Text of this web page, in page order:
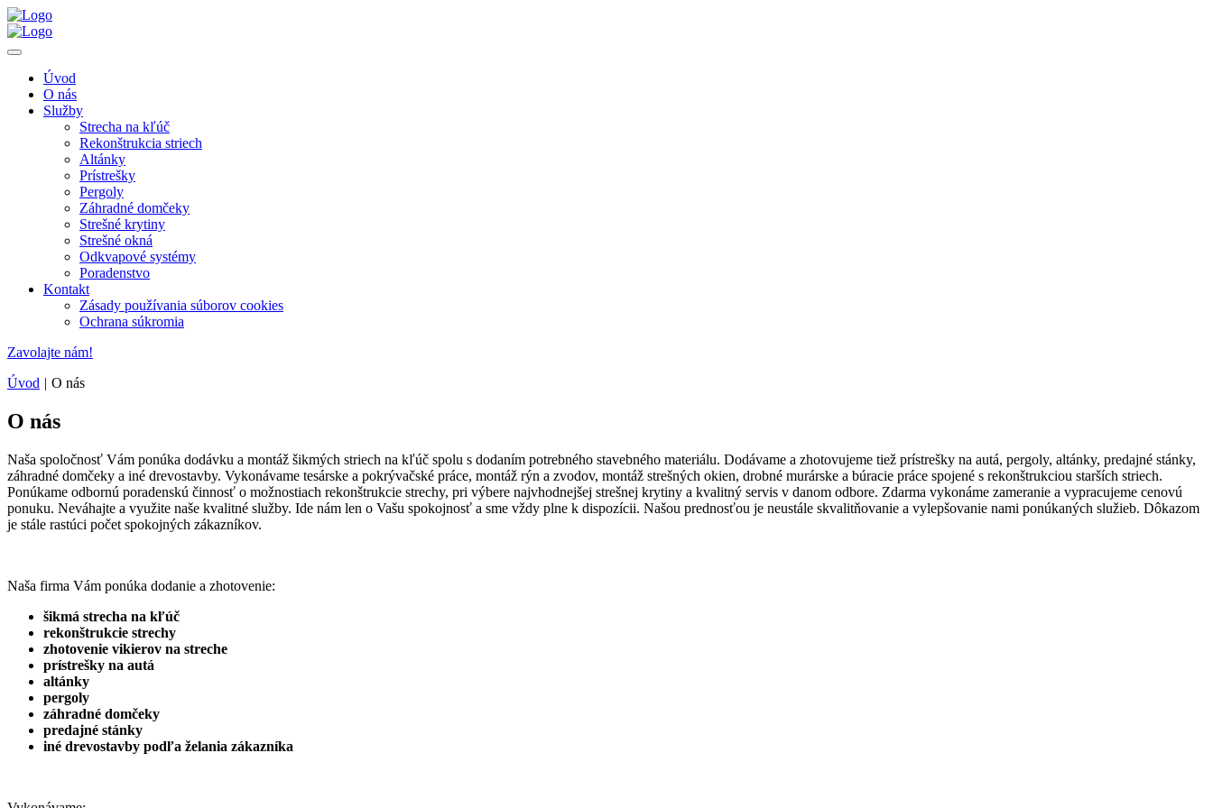
Úvod
O nás
Služby
Strecha na kľúč
Rekonštrukcia striech
Altánky
Prístrešky
Pergoly
Záhradné domčeky
Strešné krytiny
Strešné okná
Odkvapové systémy
Poradenstvo
Kontakt
Zásady používania súborov cookies
Ochrana súkromia
Zavolajte nám!
Úvod | O nás
O nás
Naša spoločnosť Vám ponúka dodávku a montáž šikmých striech na kľúč spolu s dodaním potrebného stavebného materiálu. Dodávame a zhotovujeme tiež prístrešky na autá, pergoly, altánky, predajné stánky,
záhradné domčeky a iné drevostavby. Vykonávame tesárske a pokrývačské práce, montáž rýn a zvodov, montáž strešných okien, drobné murárske a búracie práce spojené s rekonštrukciou starších striech.
Ponúkame odbornú poradenskú činnosť o možnostiach rekonštrukcie strechy, pri výbere najvhodnejšej strešnej krytiny a kvalitný servis v danom odbore. Zdarma vykonáme zameranie a vypracujeme cenovú
ponuku. Neváhajte a využite naše kvalitné služby. Ide nám len o Vašu spokojnosť a sme vždy plne k dispozícii. Našou prednosťou je neustále skvalitňovanie a vylepšovanie nami ponúkaných služieb. Dôkazom
je stále rastúci počet spokojných zákazníkov.
Naša firma Vám ponúka dodanie a zhotovenie:
šikmá strecha na kľúč
rekonštrukcie strechy
zhotovenie vikierov na streche
prístrešky na autá
altánky
pergoly
záhradné domčeky
predajné stánky
iné drevostavby podľa želania zákazníka